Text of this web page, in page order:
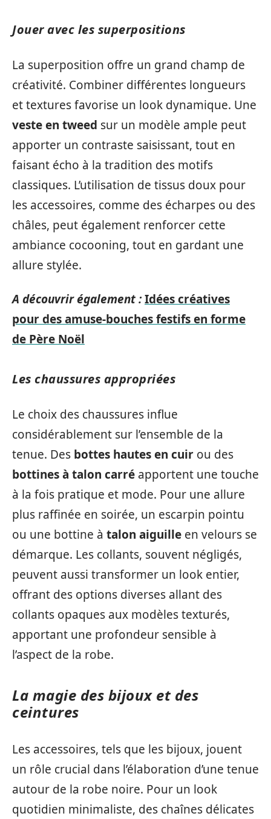
Jouer avec les superpositions
La superposition offre un grand champ de
créativité. Combiner différentes longueurs
et textures favorise un look dynamique. Une
veste en tweed sur un modèle ample peut
apporter un contraste saisissant, tout en
faisant écho à la tradition des motifs
classiques. L’utilisation de tissus doux pour
les accessoires, comme des écharpes ou des
châles, peut également renforcer cette
ambiance cocooning, tout en gardant une
allure stylée.
A découvrir également :Idées créatives
pour des amuse-bouches festifs en forme
de Père Noël
Les chaussures appropriées
Le choix des chaussures influe
considérablement sur l’ensemble de la
tenue. Des bottes hautes en cuir ou des
bottines à talon carré apportent une touche
à la fois pratique et mode. Pour une allure
plus raffinée en soirée, un escarpin pointu
ou une bottine à talon aiguille en velours se
démarque. Les collants, souvent négligés,
peuvent aussi transformer un look entier,
offrant des options diverses allant des
collants opaques aux modèles texturés,
apportant une profondeur sensible à
l’aspect de la robe.
La magie des bijoux et des
ceintures
Les accessoires, tels que les bijoux, jouent
un rôle crucial dans l’élaboration d’une tenue
autour de la robe noire. Pour un look
quotidien minimaliste, des chaînes délicates